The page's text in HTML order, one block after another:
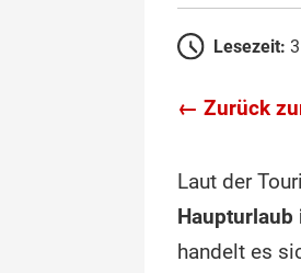
Lesezeit:
← Zurück
Laut der
Haupturlaub
handelt es